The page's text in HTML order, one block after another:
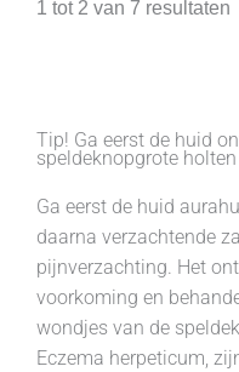
1 tot 2 van 7 resultaten
Tip! Ga eerst de huid
speldeknopgrote
Ga eerst de huid
daarna verzachtende
pijnverzachting. Het
voorkoming en
wondjes van de
Eczema herpeticum,